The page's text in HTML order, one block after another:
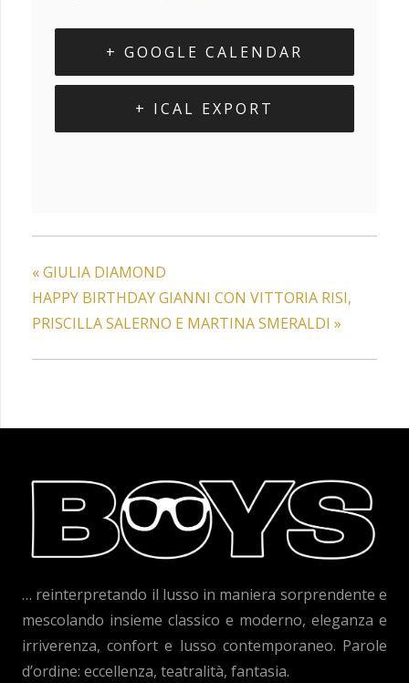
+ GOOGLE CALENDAR
+ ICAL EXPORT
«GIULIA DIAMOND
HAPPY BIRTHDAY GIANNI CON VITTORIA RISI,
PRISCILLA SALERNO E MARTINA SMERALDI »
… reinterpretando il lusso in maniera sorprendente e
mescolando insieme classico e moderno, eleganza e
irriverenza, confort e lusso contemporaneo. Parole
d’ordine: eccellenza, teatralità, fantasia.